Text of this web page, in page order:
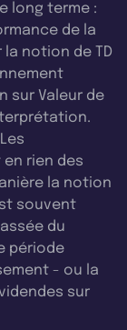
long terme :
de la
la notion de TD
sur Valeur de
rien des
la notion
souvent
du
période
- ou la
sur